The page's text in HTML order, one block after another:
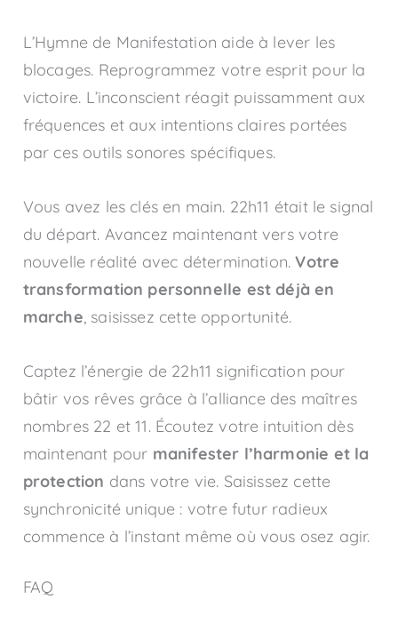
L’Hymne de Manifestation aide à lever les
blocages. Reprogrammez votre esprit pour la
victoire. L’inconscient réagit puissamment aux
fréquences et aux intentions claires portées
par ces outils sonores spécifiques.
Vous avez les clés en main. 22h11 était le signal
du départ. Avancez maintenant vers votre
nouvelle réalité avec détermination.Votre
transformation personnelle est déjà en
marche, saisissez cette opportunité.
Captez l’énergie de 22h11 signification pour
bâtir vos rêves grâce à l’alliance des maîtres
nombres 22 et 11. Écoutez votre intuition dès
maintenant pour manifester l’harmonie et la
protection dans votre vie. Saisissez cette
synchronicité unique : votre futur radieux
commence à l’instant même où vous osez agir.
FAQ